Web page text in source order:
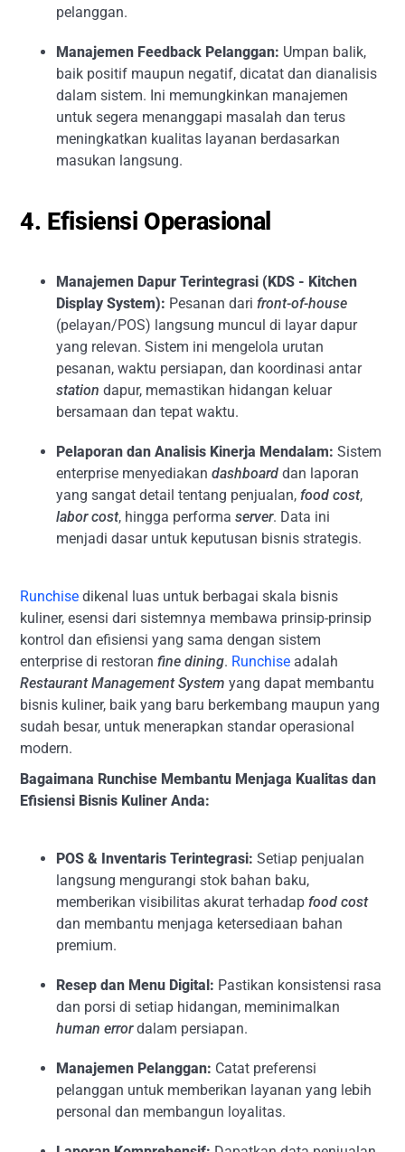
pelanggan.
Manajemen Feedback Pelanggan: Umpan balik,
baik positif maupun negatif, dicatat dan dianalisis
dalam sistem. Ini memungkinkan manajemen
untuk segera menanggapi masalah dan terus
meningkatkan kualitas layanan berdasarkan
masukan langsung.
4. Efisiensi Operasional
Manajemen Dapur Terintegrasi (KDS - Kitchen
Display System): Pesanan darifront-of-house
(pelayan/POS) langsung muncul di layar dapur
yang relevan. Sistem ini mengelola urutan
pesanan, waktu persiapan, dan koordinasi antar
station dapur, memastikan hidangan keluar
bersamaan dan tepat waktu.
Pelaporan dan Analisis Kinerja Mendalam: Sistem
enterprise menyediakandashboard dan laporan
yang sangat detail tentang penjualan,food cost,
labor cost, hingga performaserver. Data ini
menjadi dasar untuk keputusan bisnis strategis.
Runchise dikenal luas untuk berbagai skala bisnis
kuliner, esensi dari sistemnya membawa prinsip-prinsip
kontrol dan efisiensi yang sama dengan sistem
enterprise di restoranfine dining. Runchise adalah
Restaurant Management Systemyang dapat membantu
bisnis kuliner, baik yang baru berkembang maupun yang
sudah besar, untuk menerapkan standar operasional
modern.
Bagaimana Runchise Membantu Menjaga Kualitas dan
Efisiensi Bisnis Kuliner Anda:
POS & Inventaris Terintegrasi: Setiap penjualan
langsung mengurangi stok bahan baku,
memberikan visibilitas akurat terhadapfood cost
dan membantu menjaga ketersediaan bahan
premium.
Resep dan Menu Digital: Pastikan konsistensi rasa
dan porsi di setiap hidangan, meminimalkan
human errordalam persiapan.
Manajemen Pelanggan: Catat preferensi
pelanggan untuk memberikan layanan yang lebih
personal dan membangun loyalitas.